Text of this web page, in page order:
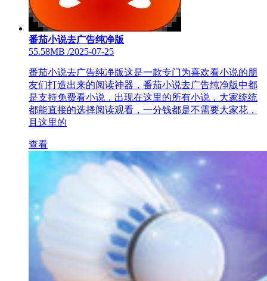
番茄小说去广告纯净版
55.58MB /2025-07-25
番茄小说去广告纯净版这是一款专门为喜欢看小说的朋
友们打造出来的阅读神器，番茄小说去广告纯净版中都
是支持免费看小说，出现在这里的所有小说，大家统统
都能直接的选择阅读观看，一分钱都是不需要大家花，
且这里的
查看